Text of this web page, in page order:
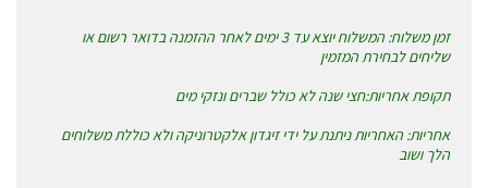
זמן משלוח: המשלוח יוצא עד 3 ימים לאחר ההזמנה בדואר רשום או
שליחים לבחירת המזמין
תקופת אחריות:חצי שנה לא כולל שברים ונזקי מים
אחריות: האחריות ניתנת על ידי זיגדון אלקטרוניקה ולא כוללת משלוחים
הלך ושוב